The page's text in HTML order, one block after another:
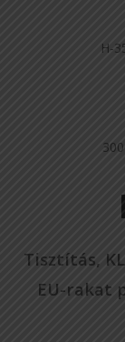
H-
Tisztítás,
EU-rakat